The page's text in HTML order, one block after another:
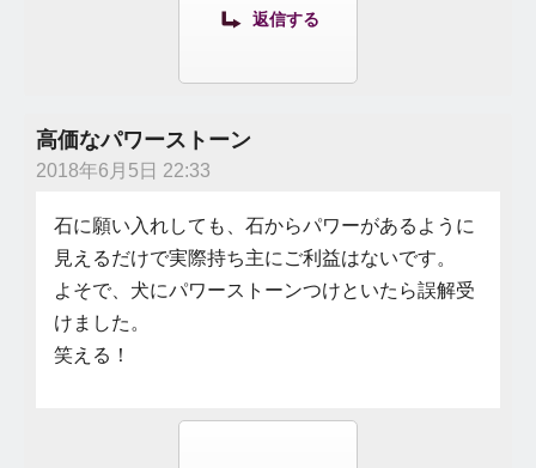
返信する
高価なパワーストーン
2018年6月5日 22:33
石に願い入れしても、石からパワーがあるように
見えるだけで実際持ち主にご利益はないです。
よそで、犬にパワーストーンつけといたら誤解受
けました。
笑える！